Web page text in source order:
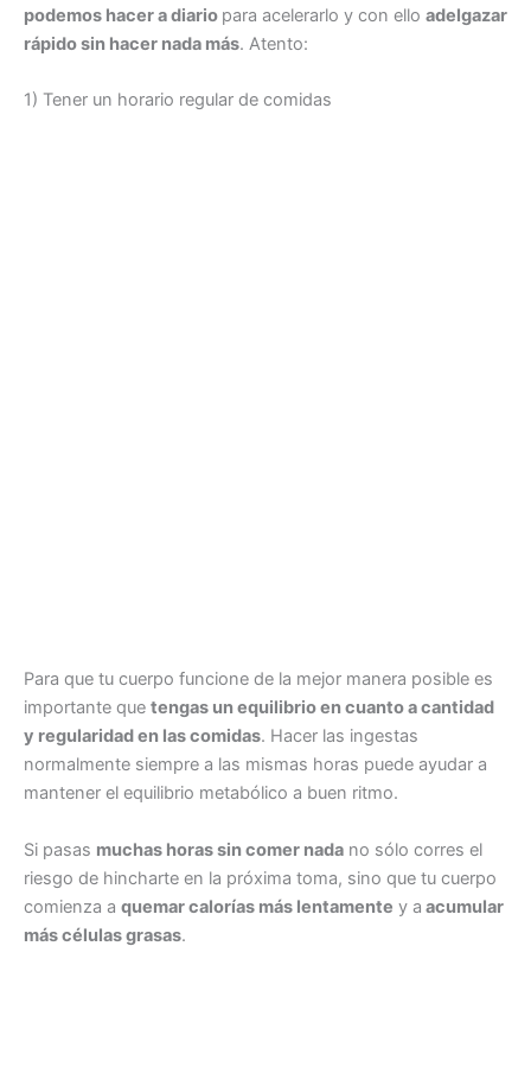
podemos hacer a diario para acelerarlo y con ello adelgazar
rápido sin hacer nada más. Atento:
1) Tener un horario regular de comidas
Para que tu cuerpo funcione de la mejor manera posible es
importante que tengas un equilibrio en cuanto a cantidad
y regularidad en las comidas. Hacer las ingestas
normalmente siempre a las mismas horas puede ayudar a
mantener el equilibrio metabólico a buen ritmo.
Si pasas muchas horas sin comer nada no sólo corres el
riesgo de hincharte en la próxima toma, sino que tu cuerpo
comienza a quemar calorías más lentamente y a acumular
más células grasas.